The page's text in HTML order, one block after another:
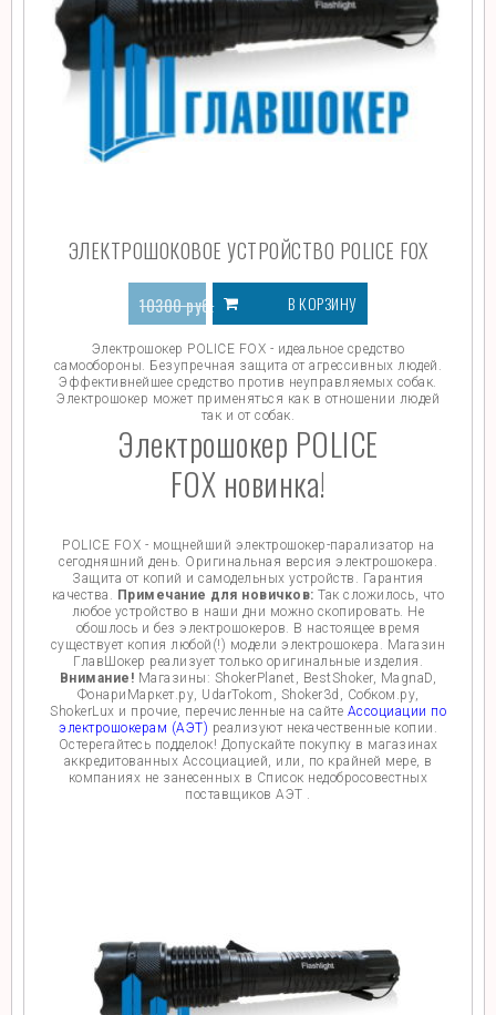
ЭЛЕКТРОШОКОВОЕ УСТРОЙСТВО POLICE FOX
10300руб.
4499 руб.
В КОРЗИНУ
Электрошокер POLICE FOX - идеальное средство
самообороны. Безупречная защита от агрессивных людей.
Эффективнейшее средство против неуправляемых собак.
Электрошокер может применяться как в отношении людей
так и от собак.
Электрошокер POLICE
FOX новинка!
POLICE FOX - мощнейший электрошокер-парализатор на
сегодняшний день. Оригинальная версия электрошокера.
Защита от копий и самодельных устройств. Гарантия
качества. Примечание для новичков: Так сложилось, что
любое устройство в наши дни можно скопировать. Не
обошлось и без электрошокеров. В настоящее время
существует копия любой(!) модели электрошокера. Магазин
ГлавШокер реализует только оригинальные изделия.
Внимание! Магазины: ShokerPlanet, BestShoker, MagnaD,
ФонариМаркет.ру, UdarTokom, Shoker3d, Собком.ру,
ShokerLux и прочие, перечисленные на сайте Ассоциации по
электрошокерам (АЭТ) реализуют некачественные копии.
Остерегайтесь подделок! Допускайте покупку в магазинах
аккредитованных Ассоциацией, или, по крайней мере, в
компаниях не занесенных в Список недобросовестных
поставщиков АЭТ .